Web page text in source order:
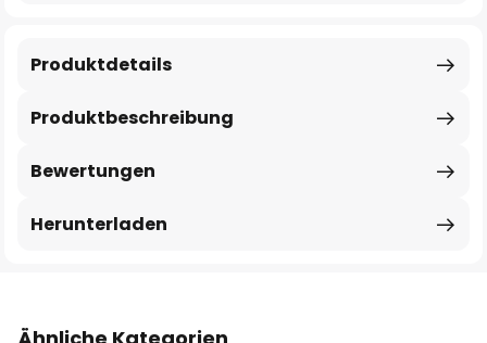
Produktbeschreibung
Produktdetails
Bewertungen
Herunterladen